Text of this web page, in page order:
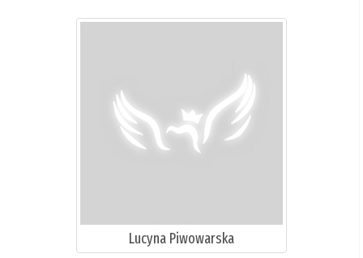
Lucyna Piwowarska